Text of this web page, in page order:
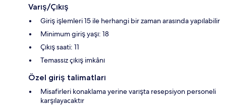
Varış/Çıkış
Giriş işlemleri 15 ile herhangi bir zaman arasında yapılabilir
Minimum giriş yaşı: 18
Çıkış saati: 11
Temassız çıkış imkânı
Özel giriş talimatları
Misafirleri konaklama yerine varışta resepsiyon personeli
karşılayacaktır